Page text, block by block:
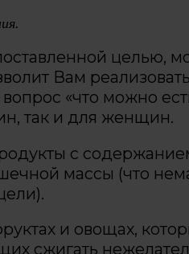
целью,
Вам
«что можно
так и для женщин.
с
массы (что
и овощах,
сжигать